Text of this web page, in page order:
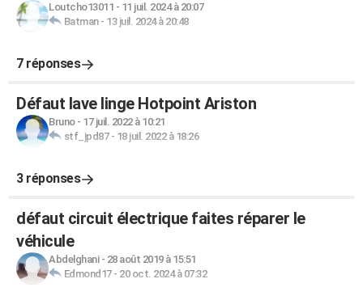
Loutcho13011 - 11 juil. 2024 à 20:07
Batman- 13 juil. 2024 à 20:48
7 réponses
Défaut lave linge Hotpoint Ariston
Bruno- 17 juil. 2022 à 10:21
stf_jpd87- 18 juil. 2022 à 18:26
3 réponses
défaut circuit électrique faites réparer le
véhicule
Abdelghani- 28 août 2019 à 15:51
Edmond17- 20 oct. 2024 à 07:32